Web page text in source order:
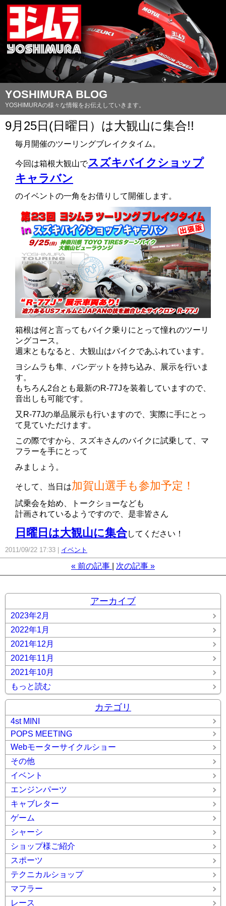
YOSHIMURA BLOG
YOSHIMURAの様々な情報をお伝えしていきます。
9月25日(日曜日）は大観山に集合!!
毎月開催のツーリングブレイクタイム。
今回は箱根大観山でスズキバイクショップ
キャラバン
のイベントの一角をお借りして開催します。
箱根は何と言ってもバイク乗りにとって憧れのツーリ
ングコース。
週末ともなると、大観山はバイクであふれています。
ヨシムラも隼、バンデットを持ち込み、展示を行いま
す。
もちろん2台とも最新のR-77Jを装着していますので、
音出しも可能です。
又R-77Jの単品展示も行いますので、実際に手にとっ
て見ていただけます。
この際ですから、スズキさんのバイクに試乗して、マ
フラーを手にとって
みましょう。
そして、当日は加賀山選手も参加予定！
試乗会を始め、トークショーなども
計画されているようですので、是非皆さん
日曜日は大観山に集合してください！
2011/09/22 17:33 イベント
« 前の記事 次の記事 »
アーカイブ
2023年2月
2022年1月
2021年12月
2021年11月
2021年10月
もっと読む
カテゴリ
4st MINI
POPS MEETING
Webモーターサイクルショー
その他
イベント
エンジンパーツ
キャブレター
ゲーム
シャーシ
ショップ様ご紹介
スポーツ
テクニカルショップ
マフラー
レース